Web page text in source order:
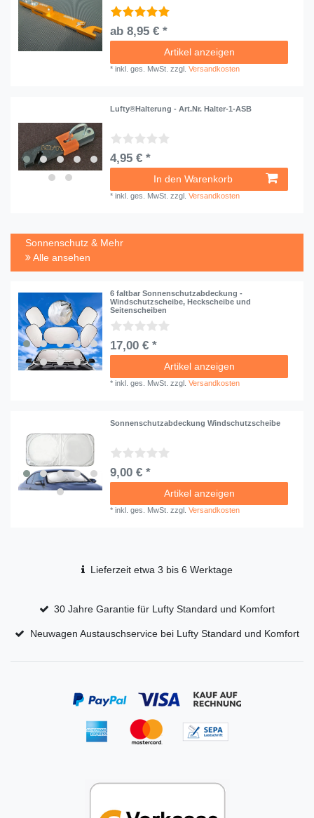
ab 8,95 € *
Artikel anzeigen
*inkl. ges. MwSt. zzgl.Versandkosten
Lufty®Halterung - Art.Nr. Halter-1-ASB
4,95 € *
In den Warenkorb
*inkl. ges. MwSt. zzgl.Versandkosten
Sonnenschutz & Mehr
Alle ansehen
6 faltbar Sonnenschutzabdeckung -
Windschutzscheibe, Heckscheibe und
Seitenscheiben
17,00 € *
Artikel anzeigen
*inkl. ges. MwSt. zzgl.Versandkosten
Sonnenschutzabdeckung Windschutzscheibe
9,00 € *
Artikel anzeigen
*inkl. ges. MwSt. zzgl.Versandkosten
Lieferzeit etwa 3 bis 6 Werktage
30 Jahre Garantie für Lufty Standard und Komfort
Neuwagen Austauschservice bei Lufty Standard und Komfort